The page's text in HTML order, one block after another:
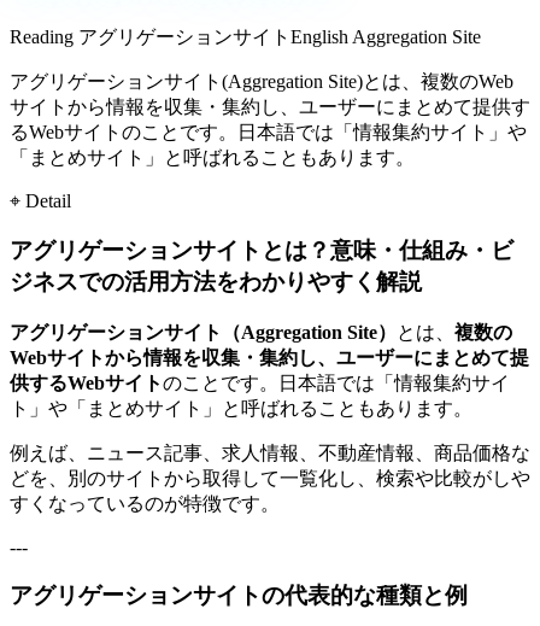
Reading アグリゲーションサイト English Aggregation Site
アグリゲーションサイト(Aggregation Site)とは、複数のWeb
サイトから情報を収集・集約し、ユーザーにまとめて提供す
るWebサイトのことです。日本語では「情報集約サイト」や
「まとめサイト」と呼ばれることもあります。
⌖ Detail
アグリゲーションサイトとは？意味・仕組み・ビ
ジネスでの活用方法をわかりやすく解説
アグリゲーションサイト（Aggregation Site） とは、 複数の
Webサイトから情報を収集・集約し、ユーザーにまとめて提
供するWebサイトのことです。日本語では「情報集約サイ
ト」や「まとめサイト」と呼ばれることもあります。
例えば、ニュース記事、求人情報、不動産情報、商品価格な
どを、別のサイトから取得して一覧化し、検索や比較がしや
すくなっているのが特徴です。
---
アグリゲーションサイトの代表的な種類と例